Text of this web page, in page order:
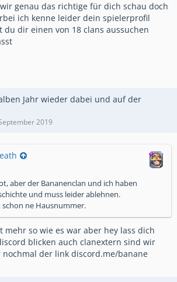
genau das richtige für dich schau doch
ich kenne leider dein spielerprofil
du dir einen von 18 clans aussuchen
Jahr wieder dabei und auf der
2019
aber der Bananenclan und ich haben
und muss leider ablehnen.
schon ne Hausnummer.
mehr so wie es war aber hey lass dich
blicken auch clanextern sind wir
der link discord.me/banane